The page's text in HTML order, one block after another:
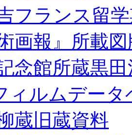
フランス留
術画報』所載
念館所蔵黒
ィルムデータ
蔵旧蔵資料